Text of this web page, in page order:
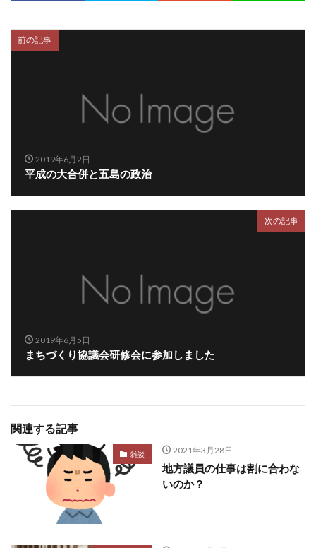
前の記事
2019年6月2日
平成の大合併と五島の政治
次の記事
2019年6月5日
まちづくり協議会研修会に参加しました
関連する記事
雑談 2021年3月28日
地方議員の仕事は割に合わな
いのか？